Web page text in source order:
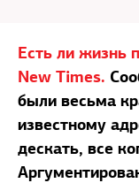
Есть ли жизнь
New Times.
были весьма
известному
дескать, все